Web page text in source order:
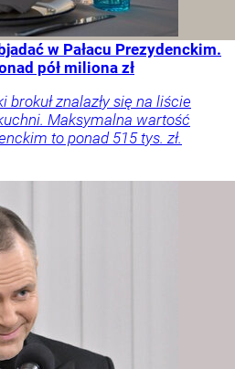
w Pałacu Prezydenckim.
pół miliona zł
znalazły się na liście
Maksymalna wartość
to ponad 515 tys. zł.